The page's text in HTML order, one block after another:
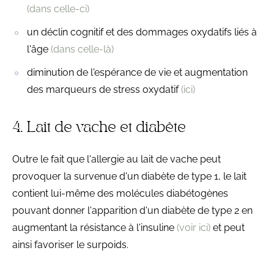
(dans celle-ci)
un déclin cognitif et des dommages oxydatifs liés à
l'âge (dans celle-là)
diminution de l'espérance de vie et augmentation
des marqueurs de stress oxydatif(ici)
4. Lait de vache et diabète
Outre le fait que l'allergie au lait de vache peut
provoquer la survenue d'un diabète de type 1, le lait
contient lui-même des molécules diabétogènes
pouvant donner l'apparition d'un diabète de type 2 en
augmentant la résistance à l'insuline (voir ici) et peut
ainsi favoriser le surpoids.